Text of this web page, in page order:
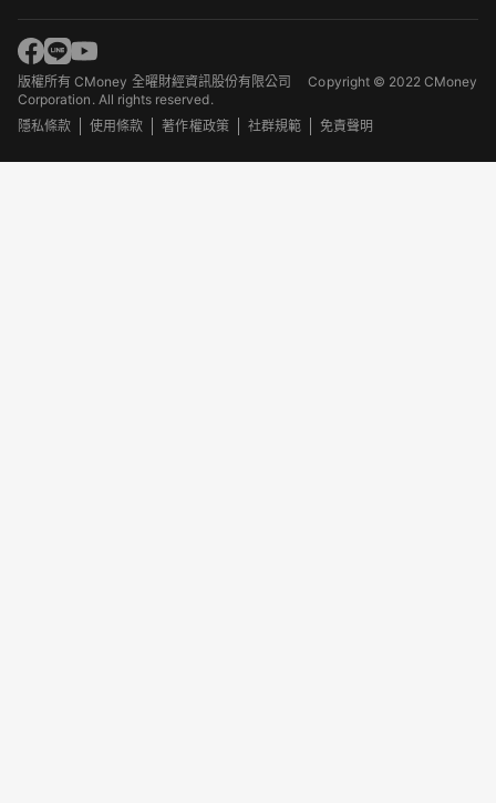
版權所有 CMoney 全曜財經資訊股份有限公司Copyright © 2022 CMoney
Corporation. All rights reserved.
隱私條款
使用條款 著作權政策 社群規範 免責聲明